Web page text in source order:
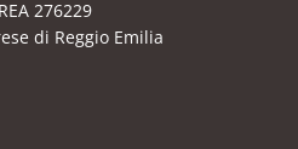
276229
di Reggio Emilia